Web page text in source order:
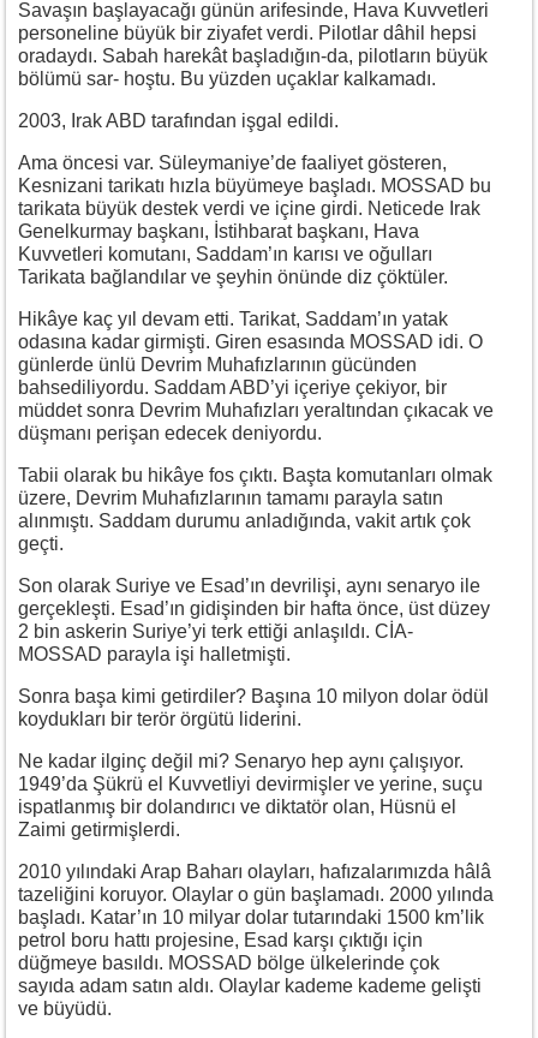
Savaşın başlayacağı günün arifesinde, Hava Kuvvetleri
personeline büyük bir ziyafet verdi. Pilotlar dâhil hepsi
oradaydı. Sabah harekât başladığın-da, pilotların büyük
bölümü sar- hoştu. Bu yüzden uçaklar kalkamadı.
2003, Irak ABD tarafından işgal edildi.
Ama öncesi var. Süleymaniye’de faaliyet gösteren,
Kesnizani tarikatı hızla büyümeye başladı. MOSSAD bu
tarikata büyük destek verdi ve içine girdi. Neticede Irak
Genelkurmay başkanı, İstihbarat başkanı, Hava
Kuvvetleri komutanı, Saddam’ın karısı ve oğulları
Tarikata bağlandılar ve şeyhin önünde diz çöktüler.
Hikâye kaç yıl devam etti. Tarikat, Saddam’ın yatak
odasına kadar girmişti. Giren esasında MOSSAD idi. O
günlerde ünlü Devrim Muhafızlarının gücünden
bahsediliyordu. Saddam ABD’yi içeriye çekiyor, bir
müddet sonra Devrim Muhafızları yeraltından çıkacak ve
düşmanı perişan edecek deniyordu.
Tabii olarak bu hikâye fos çıktı. Başta komutanları olmak
üzere, Devrim Muhafızlarının tamamı parayla satın
alınmıştı. Saddam durumu anladığında, vakit artık çok
geçti.
Son olarak Suriye ve Esad’ın devrilişi, aynı senaryo ile
gerçekleşti. Esad’ın gidişinden bir hafta önce, üst düzey
2 bin askerin Suriye’yi terk ettiği anlaşıldı. CİA-
MOSSAD parayla işi halletmişti.
Sonra başa kimi getirdiler? Başına 10 milyon dolar ödül
koydukları bir terör örgütü liderini.
Ne kadar ilginç değil mi? Senaryo hep aynı çalışıyor.
1949’da Şükrü el Kuvvetliyi devirmişler ve yerine, suçu
ispatlanmış bir dolandırıcı ve diktatör olan, Hüsnü el
Zaimi getirmişlerdi.
2010 yılındaki Arap Baharı olayları, hafızalarımızda hâlâ
tazeliğini koruyor. Olaylar o gün başlamadı. 2000 yılında
başladı. Katar’ın 10 milyar dolar tutarındaki 1500 km’lik
petrol boru hattı projesine, Esad karşı çıktığı için
düğmeye basıldı. MOSSAD bölge ülkelerinde çok
sayıda adam satın aldı. Olaylar kademe kademe gelişti
ve büyüdü.